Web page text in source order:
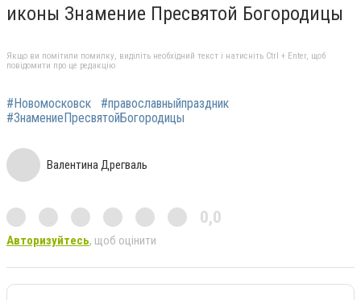
иконы Знамение Пресвятой Богородицы
Якщо ви помітили помилку, виділіть необхідний текст і натисніть Ctrl + Enter, щоб
повідомити про це редакцію
#Новомосковск
#православныйпраздник
#ЗнамениеПресвятойБогородицы
Валентина Дрегваль
0,0
Авторизуйтесь, щоб оцінити